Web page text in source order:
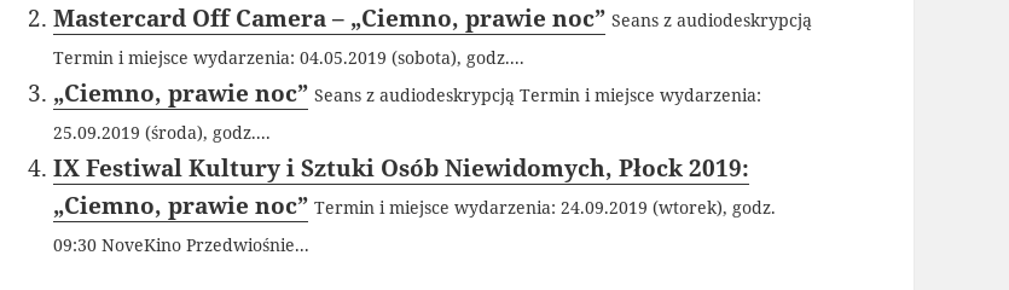
Mastercard Off Camera – „Ciemno, prawie noc” Seans z audiodeskrypcją
Termin i miejsce wydarzenia: 04.05.2019 (sobota), godz....
„Ciemno, prawie noc” Seans z audiodeskrypcją Termin i miejsce wydarzenia:
25.09.2019 (środa), godz....
IX Festiwal Kultury i Sztuki Osób Niewidomych, Płock 2019:
„Ciemno, prawie noc” Termin i miejsce wydarzenia: 24.09.2019 (wtorek), godz.
09:30 NoveKino Przedwiośnie...